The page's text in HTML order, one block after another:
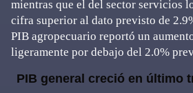
mientras que el del sector servicios
cifra superior al dato previsto de
PIB agropecuario reportó un
ligeramente por debajo del 2.0%
PIB general creció en último